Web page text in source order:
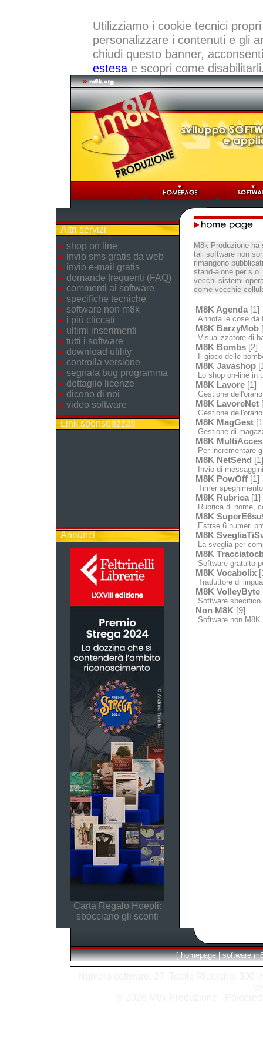
Utilizziamo i cookie tecnici
personalizzare i contenuti e gli
chiudi questo banner,
estesae scopri come
Altri servizi
shop on line
invio sms gratis da web
invio e-mail gratis
domande frequenti (FAQ)
commenti ai software
specifiche tecniche
software non m8k
i più cliccati
ultimi inserimenti
tutti i software
download utility
controlla versione
segnala bug programma
dettaglio licenze
dicono di noi
video software
Link sponsorizzati
Annunci
Carta Regalo Hoepli:
sbocciano gli sconti
M8k Produzione
tali software non
rimangono
stand-alone per
vecchi sistemi
come vecchie
M8K Agenda[1]
Annota le cose da
M8K BarzyMob
Visualizzatore di
M8K Bombs[2]
Il gioco delle
M8K Javashop
Lo shop on-line in
M8K Lavore[1]
Gestione
M8K LavoreNet
Gestione
M8K MagGest
Gestione di
M8K
Per incrementare
M8K NetSend [1]
Invio di
M8K PowOff[1]
Timer
M8K Rubrica[1]
Rubrica di nome,
M8K
Estrae 6 numeri
M8K
La sveglia per
M8K
Software gratuito
M8K Vocabolix
Traduttore di
M8K VolleyByte
Software
Non M8K [9]
Software non M8K
[ homepage | software